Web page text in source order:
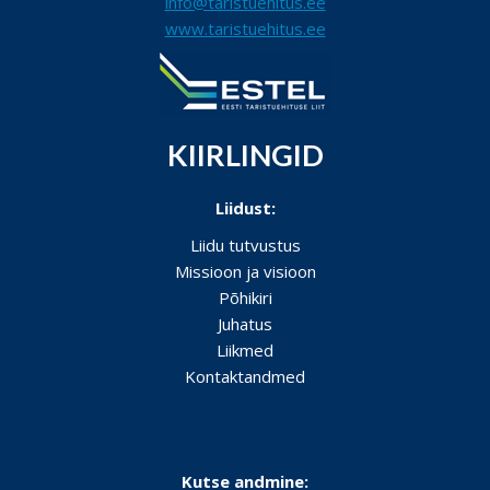
www.taristuehitus.ee
KIIRLINGID
Liidust:
Liidu tutvustus
Missioon ja visioon
Põhikiri
Juhatus
Liikmed
Kontaktandmed
Kutse andmine: